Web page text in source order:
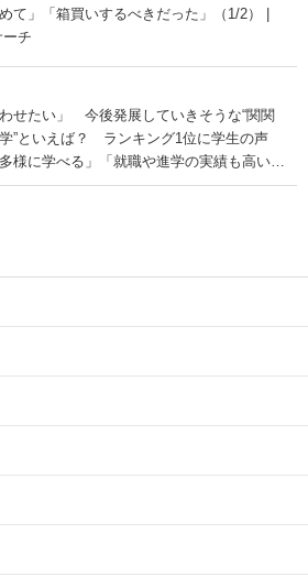
」「箱買いするべきだった」（1/2） |
チ
わせたい」 今後発展していきそうな“関関
”といえば？ ランキング1位に学生の声
様に学べる」「就職や進学の実績も高い」
チ